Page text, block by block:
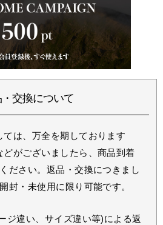
交換について
は、万全を期しております
どがございましたら、商品到着
ださい。返品・交換につきまし
封・未使用に限り可能です。
ジ違い、サイズ違い等)による返